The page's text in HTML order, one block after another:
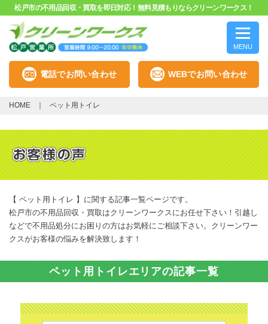
松戸市の不用品回収・買取を即日対応！無料見積もりならクリーンワークス！
MENU
電話でお問い合わせ WEBでお問い合わせ
HOME ペット用トイレ
【 ペット用トイレ 】に関する記事一覧ページです。
松戸市の不用品回収・買取はクリーンワークスにお任せ下さい！引越し
などで不用品処分にお困りの方はお気軽にご相談下さい。クリーンワー
クスがお客様の悩みを解決致します！
ペット用トイレエリアの記事一覧